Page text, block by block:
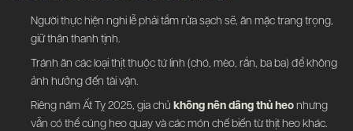
Người thực hiện nghi lễ phải tắm rửa sạch sẽ, ăn mặc trang trọng,
giữ thân thanh tịnh.
Tránh ăn các loại thịt thuộc tứ linh (chó, mèo, rắn, ba ba) để không
ảnh hưởng đến tài vận.
Riêng năm Ất Tỵ 2025, gia chủ không nên dâng thủ heo nhưng
vẫn có thể cúng heo quay và các món chế biến từ thịt heo khác.